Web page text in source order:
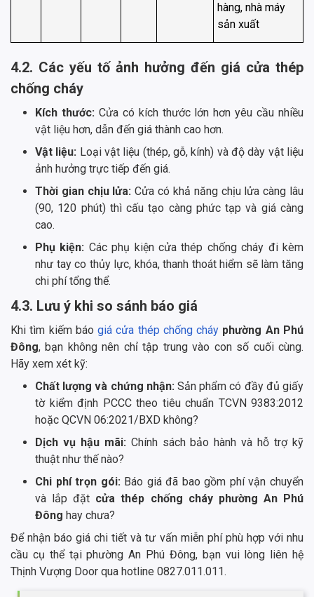
hàng, nhà máy
sản xuất
4.2. Các yếu tố ảnh hưởng đến giá cửa thép
chống cháy
Kích thước: Cửa có kích thước lớn hơn yêu cầu nhiều
vật liệu hơn, dẫn đến giá thành cao hơn.
Vật liệu: Loại vật liệu (thép, gỗ, kính) và độ dày vật liệu
ảnh hưởng trực tiếp đến giá.
Thời gian chịu lửa: Cửa có khả năng chịu lửa càng lâu
(90, 120 phút) thì cấu tạo càng phức tạp và giá càng
cao.
Phụ kiện: Các phụ kiện cửa thép chống cháy đi kèm
như tay co thủy lực, khóa, thanh thoát hiểm sẽ làm tăng
chi phí tổng thể.
4.3. Lưu ý khi so sánh báo giá
Khi tìm kiếm báogiá cửa thép chống cháy phường An Phú
Đông, bạn không nên chỉ tập trung vào con số cuối cùng.
Hãy xem xét kỹ:
Chất lượng và chứng nhận:Sản phẩm có đầy đủ giấy
tờ kiểm định PCCC theo tiêu chuẩn TCVN 9383:2012
hoặc QCVN 06:2021/BXD không?
Dịch vụ hậu mãi:Chính sách bảo hành và hỗ trợ kỹ
thuật như thế nào?
Chi phí trọn gói: Báo giá đã bao gồm phí vận chuyển
và lắp đặt cửa thép chống cháy phường An Phú
Đông hay chưa?
Để nhận báo giá chi tiết và tư vấn miễn phí phù hợp với nhu
cầu cụ thể tại phường An Phú Đông, bạn vui lòng liên hệ
Thịnh Vượng Door qua hotline 0827.011.011.